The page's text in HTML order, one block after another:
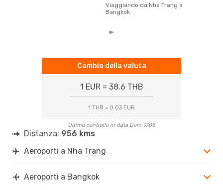
Viaggiando da Nha Trang a
Bangkok
Cambio della valuta
1 EUR = 38.6 THB
1 THB = 0.03 EUR
Ultimo controllo in data Dom 9/08
Distanza: 956 kms
Aeroporti a Nha Trang
Aeroporti a Bangkok